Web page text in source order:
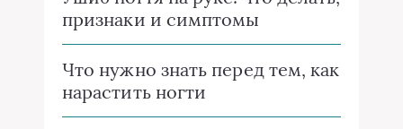
признаки и симптомы
Что нужно знать перед тем, как
нарастить ногти